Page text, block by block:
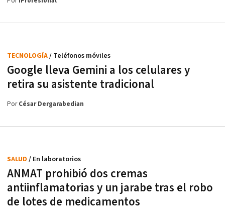
Google lleva Gemini a los celulares y
retira su asistente tradicional
TECNOLOGÍA/ Teléfonos móviles
PorCésar Dergarabedian
ANMAT prohibió dos cremas
antiinflamatorias y un jarabe tras el robo
de lotes de medicamentos
SALUD / En laboratorios